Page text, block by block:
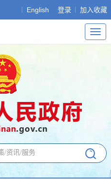
English 登录 加入收藏
导
航